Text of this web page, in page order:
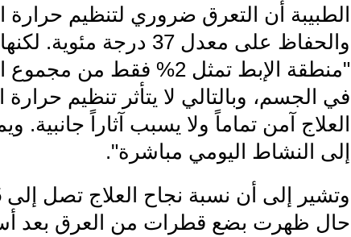
الطبيبة أن التعرق ضروري لتنظيم حرارة
والحفاظ على معدل 37 درجة
"منطقة الإبط تمثل 2% فقط من
في الجسم، وبالتالي لا يتأثر تنظيم
العلاج آمن تماماً ولا يسبب آثاراً جانبية.
إلى النشاط اليومي مباشرة".
حال ظهرت بضع قطرات من العرق بعد